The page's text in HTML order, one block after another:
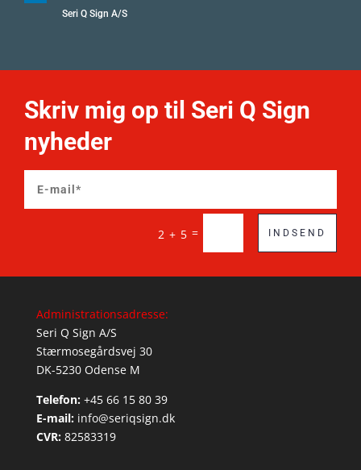
Seri Q Sign A/S
Skriv mig op til Seri Q Sign
nyheder
2 + 5 = INDSEND
Administrationsadresse:
Seri Q Sign A/S
Stærmosegårdsvej 30
DK-5230 Odense M
Telefon: +45 66 15 80 39
E-mail: info@seriqsign.dk
CVR: 82583319